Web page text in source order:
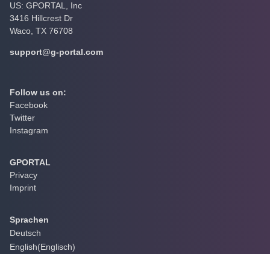
US: GPORTAL, Inc
3416 Hillcrest Dr
Waco, TX 76708
support@g-portal.com
Follow us on:
Facebook
Twitter
Instagram
GPORTAL
Privacy
Imprint
Sprachen
Deutsch
English(Englisch)